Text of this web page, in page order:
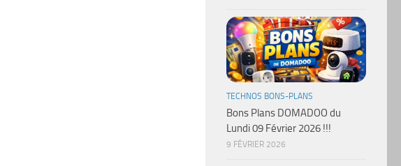
TECHNOS BONS-PLANS
Bons Plans DOMADOO du
Lundi 09 Février 2026 !!!
9 FÉVRIER 2026